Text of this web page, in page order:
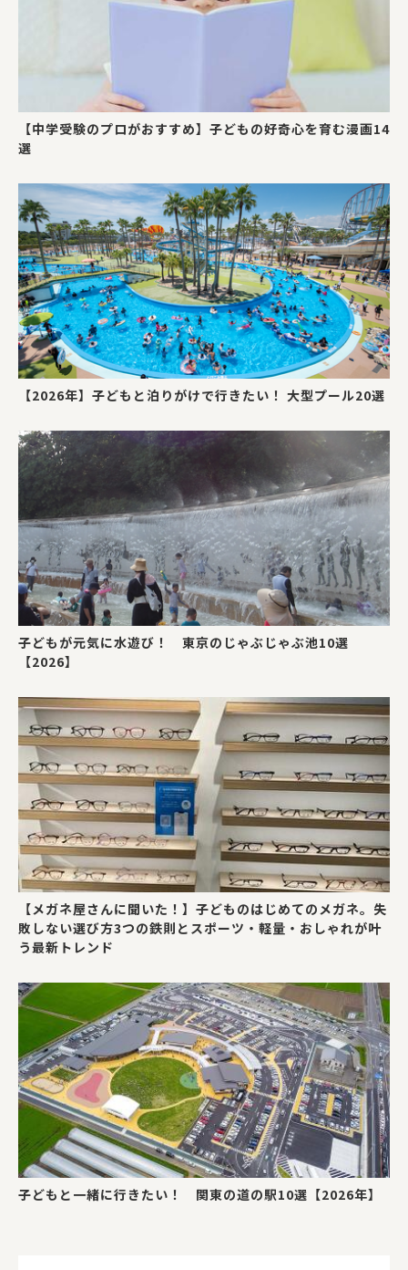
【中学受験のプロがおすすめ】子どもの好奇心を育む漫画14
選
【2026年】子どもと泊りがけで行きたい！ 大型プール20選
子どもが元気に水遊び！ 東京のじゃぶじゃぶ池10選
【2026】
【メガネ屋さんに聞いた！】子どものはじめてのメガネ。失
敗しない選び方3つの鉄則とスポーツ・軽量・おしゃれが叶
う最新トレンド
子どもと一緒に行きたい！ 関東の道の駅10選【2026年】